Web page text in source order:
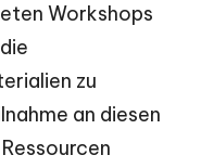
Workshops
zu
an diesen